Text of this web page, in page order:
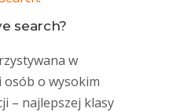
search?
w
o wysokim
– najlepszej klasy